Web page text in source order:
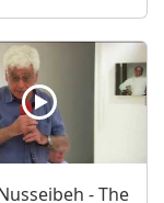
- The